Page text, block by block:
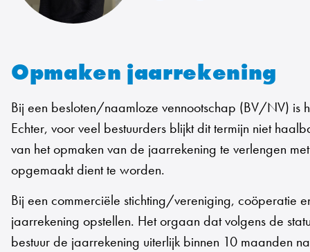
Opmaken jaarrekening
Bij een besloten/naamloze vennootschap (BV/NV) is
Echter, voor veel bestuurders blijkt dit termijn niet
van het opmaken van de jaarrekening te verlengen
opgemaakt dient te worden.
Bij een commerciële stichting/vereniging, coöperatie
jaarrekening opstellen. Het orgaan dat volgens de
bestuur de jaarrekening uiterlijk binnen 10 maanden